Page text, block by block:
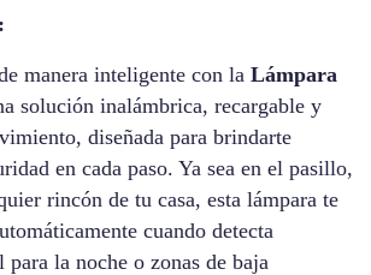
manera inteligente con la Lámpara
solución inalámbrica, recargable y
diseñada para brindarte
en cada paso. Ya sea en el pasillo,
rincón de tu casa, esta lámpara te
cuando detecta
la noche o zonas de baja